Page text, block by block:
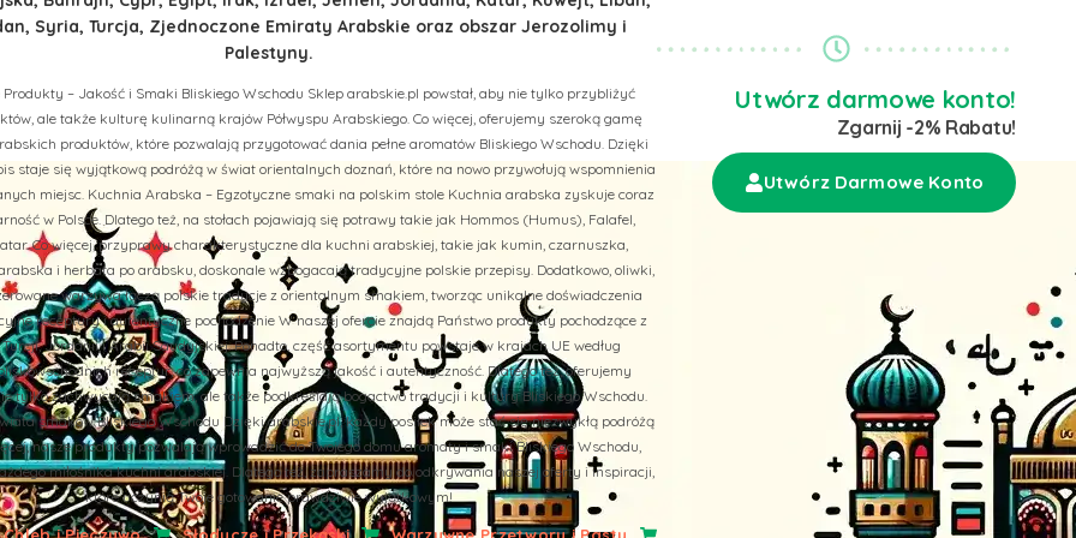
Syria, Turcja, Zjednoczone Emiraty Arabskie oraz obszar Jerozolimy i
Palestyny.
– Jakość i Smaki Bliskiego Wschodu Sklep arabskie.pl powstał, aby nie tylko przybliżyć
ale także kulturę kulinarną krajów Półwyspu Arabskiego. Co więcej, oferujemy szeroką gamę
produktów, które pozwalają przygotować dania pełne aromatów Bliskiego Wschodu. Dzięki
staje się wyjątkową podróżą w świat orientalnych doznań, które na nowo przywołują wspomnienia
miejsc. Kuchnia Arabska – Egzotyczne smaki na polskim stole Kuchnia arabska zyskuje coraz
w Polsce. Dlatego też, na stołach pojawiają się potrawy takie jak Hommos (Humus), Falafel,
Co więcej, przyprawy charakterystyczne dla kuchni arabskiej, takie jak kumin, czarnuszka,
i herbata po arabsku, doskonale wzbogacają tradycyjne polskie przepisy. Dodatkowo, oliwki,
warzywa łączą polskie tradycje z orientalnym smakiem, tworząc unikalne doświadczenia
receptury i autentyczne pochodzenie W naszej ofercie znajdą Państwo produkty pochodzące z
Jordanii i Arabii Saudyjskiej. Ponadto, część asortymentu powstaje w krajach UE według
receptur, co zapewnia najwyższą jakość i autentyczność. Dlatego też, oferujemy
tylko zachwycają smakiem, ale także podkreślają bogactwo tradycji i kultury Bliskiego Wschodu.
smaków Bliskiego Wschodu Dzięki arabskie.pl, każdy posiłek może stać się niezwykłą podróżą
nasze produkty pozwalają wprowadzić do Twojego domu aromaty i smaki Bliskiego Wschodu,
miłośnika kuchni arabskiej. Dlatego też, zapraszamy do odkrywania naszej oferty i inspiracji,
które uczynią Twoje gotowanie prawdziwie wyjątkowym!
Utwórz darmowe konto!
Zgarnij -2% Rabatu!
Utwórz Darmowe Konto